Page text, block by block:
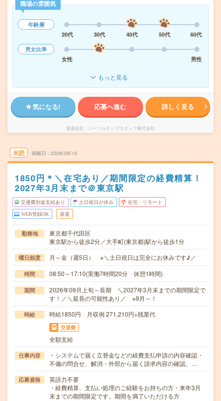
職場の雰囲気
年齢層
20代
30代 40代 50代
60代
男女比率
女性
男性
もっと見る
気になる! 応募へ進む 詳しく見る
派遣会社 パーソルテンプスタッフ株式会社
未読 掲載日 2026/08/10
1850円＊＼在宅あり／期間限定の経費精算！
2027年3月末まで＠東京駅
交通費別途支給あり 土日祝日が休み 在宅・リモート
WEB登録OK 派遣
勤務地
東京都千代田区
東京駅から徒歩2分／大手町(東京都)駅から徒歩1分
曜日頻度 月～金（週5日） ※＼土日祝日は完全にお休みです♪／
時間 08:50～17:10(実働7時間20分 休憩1時間)
期間
2026年09月上旬～長期 ＼2027年3月末までの期間限定で
す！／＼延長の可能性あり／ ※9月～！
時給 時給1850円 月収例 271,210円+残業代
交通費
全額支給
仕事内容
・システムで届く立替金などの経費支払申請の内容確認・
不備の問合せ、解消・外部から届く請求内容の確認、…
応募資格
英語力不要
・経費精算、支払い処理のご経験をお持ちの方・来年3月
末までの期間限定です。期間を満了いただける方